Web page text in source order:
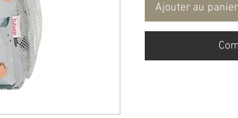
Ajouter au panier